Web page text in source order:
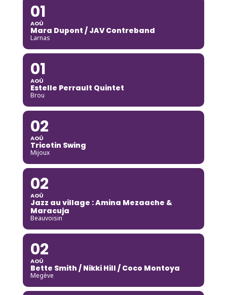
01
AOÛ
Mara Dupont / JAV Contreband
Larnas
01
AOÛ
Estelle Perrault Quintet
Brou
02
AOÛ
Tricotin Swing
Mijoux
02
AOÛ
Jazz au village : Amina Mezaache &
Maracuja
Beauvoisin
02
AOÛ
Bette Smith / Nikki Hill / Coco Montoya
Megève